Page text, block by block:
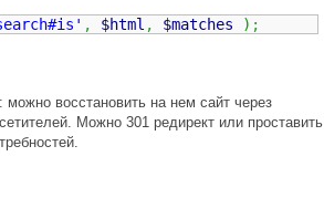
, $html , $matches ) ;
восстановить на нем сайт через
Можно 301 редирект или проставить